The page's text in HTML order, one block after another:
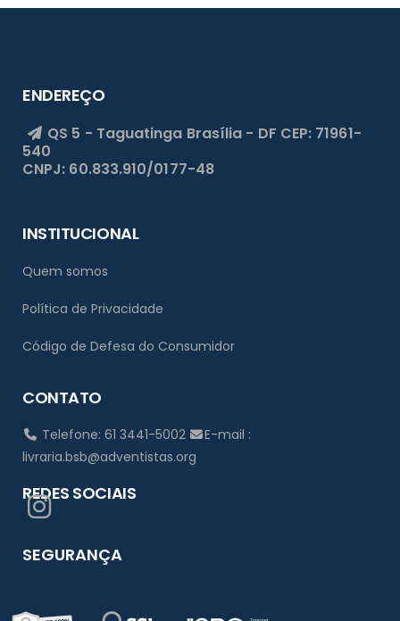
ENDEREÇO
QS 5 - Taguatinga Brasília - DF CEP: 71961-
540
CNPJ: 60.833.910/0177-48
INSTITUCIONAL
Quem somos
Política de Privacidade
Código de Defesa do Consumidor
CONTATO
Telefone: 61 3441-5002
E-mail :
livraria.bsb@adventistas.org
REDES SOCIAIS
SEGURANÇA